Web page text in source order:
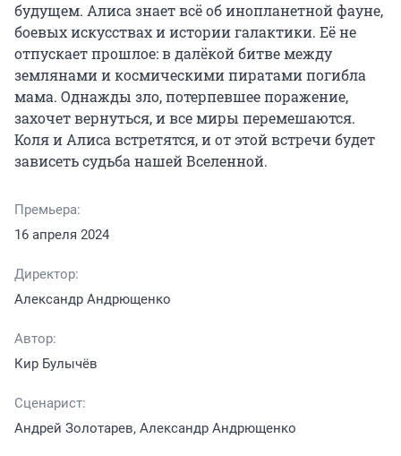
будущем. Алиса знает всё об инопланетной фауне,
боевых искусствах и истории галактики. Её не
отпускает прошлое: в далёкой битве между
землянами и космическими пиратами погибла
мама. Однажды зло, потерпевшее поражение,
захочет вернуться, и все миры перемешаются.
Коля и Алиса встретятся, и от этой встречи будет
зависеть судьба нашей Вселенной.
Премьера:
16 апреля 2024
Директор:
Александр Андрющенко
Автор:
Кир Булычёв
Сценарист:
Андрей Золотарев, Александр Андрющенко